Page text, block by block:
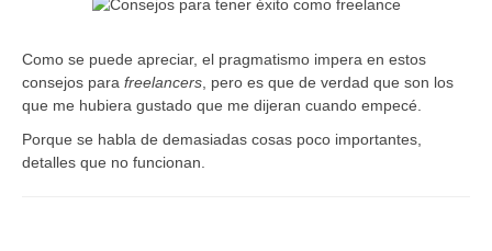
Como se puede apreciar, el pragmatismo impera en estos
consejos para freelancers , pero es que de verdad que son los
que me hubiera gustado que me dijeran cuando empecé.
Porque se habla de demasiadas cosas poco importantes,
detalles que no funcionan.